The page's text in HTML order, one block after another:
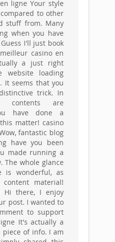
ligne Your style
to other
stuff from. Many
when you have
I'll just book
casino en
a just right
website loading
It seems that you
trick. In
contents are
have done a
matter! casino
fantastic blog
have you been
made running a
The whole glance
is wonderful, as
material!
Hi there, I enjoy
post. I wanted to
to support
It's actually a
of info. I am